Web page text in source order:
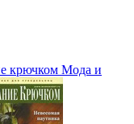
крючком Мода и